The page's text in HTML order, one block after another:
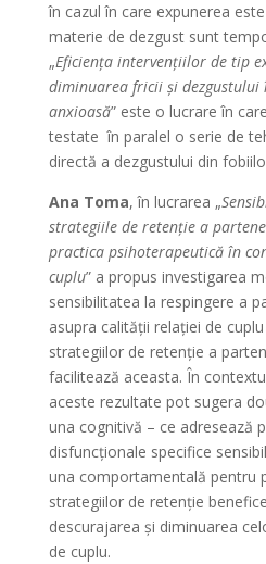
în cazul în care expunerea
materie de dezgust sunt
„Eficiența intervențiilor de tip
diminuarea fricii și
anxioasă” este o lucrare în
testate în paralel o serie de
directă a dezgustului din
Ana Toma, în lucrarea „
strategiile de retenție a
practica psihoterapeutică în
cuplu” a propus investigarea
sensibilitatea la respingere a
asupra calității relației de
strategiilor de retenție a
facilitează aceasta. În
aceste rezultate pot sugera
una cognitivă – ce adresează
disfuncționale specifice
una comportamentală pentru
strategiilor de retenție
descurajarea și diminuarea
de cuplu.